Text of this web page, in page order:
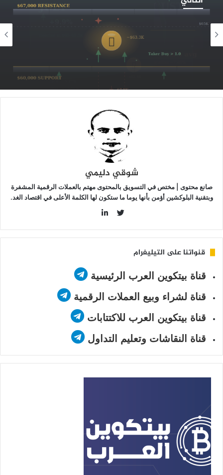
التاريخ لا يصب في صالح البيتكوين هل سيبدأ أسوأ
أشهره مع دخول أغسطس؟
يصمد
مستوى
أم
يبدأ
ألف دولار أم يبدأ هبوط جديد؟
شوقي دليمي
صانع محتوى | مختص في التسويق بالمحتوى مهتم بالعملات الرقمية المشفرة
وبتقنية البلوكشين أؤمن بأنها يوما ما ستكون لها الكلمة الأعلى في اقتصاد الغد.
قنواتنا على التيليغرام
قناة بيتكوين العرب الرئيسية
قناة لشراء وبيع العملات الرقمية
قناة بيتكوين العرب للاكتتابات
قناة النقاشات وتعليم التداول